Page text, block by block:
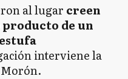
al lugar creen
producto de un
interviene la